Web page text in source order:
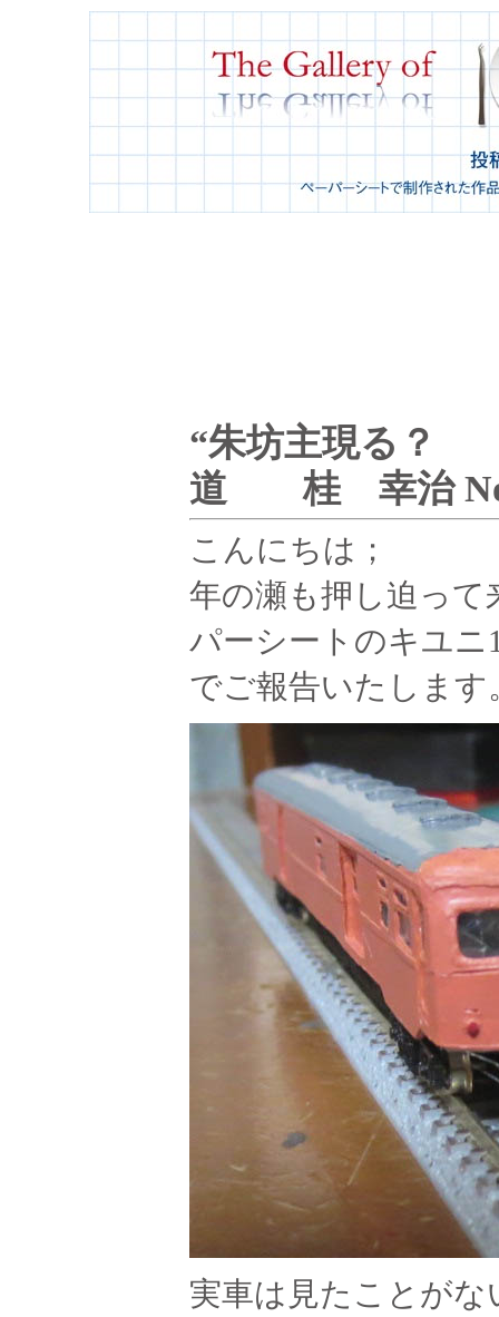
“朱坊主現る？
道 桂 幸治
こんにちは；
年の瀬も押し迫っ
パーシートのキユニ
でご報告いたします
実車は見たことが